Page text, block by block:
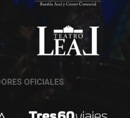
OFICIALES